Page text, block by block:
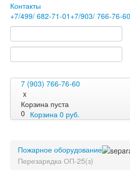
Контакты
+7/499/ 682-71-01 +7/903/ 766-76-60
7 (903) 766-76-60
x
Корзина пуста
0 Корзина 0 руб.
Перезарядка
Перезарядка ОП
Пожарное оборудование
Перезарядка ОП-25(з)